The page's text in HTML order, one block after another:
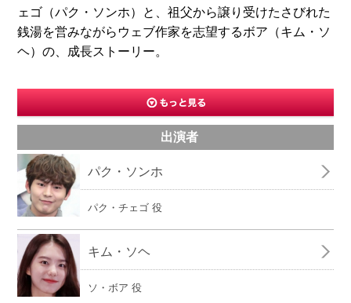
ェゴ（パク・ソンホ）と、祖父から譲り受けたさびれた
銭湯を営みながらウェブ作家を志望するボア（キム・ソ
ヘ）の、成長ストーリー。
出演者
パク・ソンホ
パク・チェゴ 役
キム・ソヘ
ソ・ボア 役